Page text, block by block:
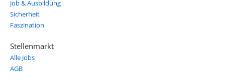
Job & Ausbildung
Sicherheit
Faszination
Stellenmarkt
Alle Jobs
AGB